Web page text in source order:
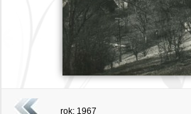
rok: 1967